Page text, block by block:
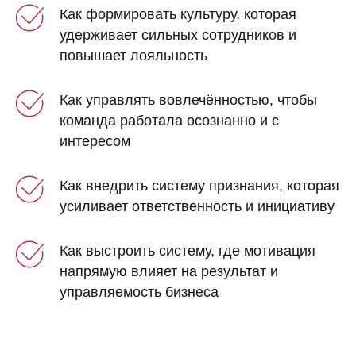
Как формировать культуру, которая
удерживает сильных сотрудников и
повышает лояльность
Как управлять вовлечённостью, чтобы
команда работала осознанно и с
интересом
Как внедрить систему признания, которая
усиливает ответственность и инициативу
Как выстроить систему, где мотивация
напрямую влияет на результат и
управляемость бизнеса